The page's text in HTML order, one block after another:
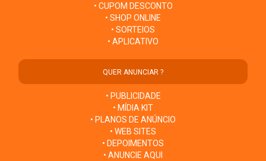
• CUPOM DESCONTO
• SHOP ONLINE
• SORTEIOS
• APLICATIVO
QUER ANUNCIAR ?
• PUBLICIDADE
• MÍDIA KIT
• PLANOS DE ANÚNCIO
• WEB SITES
• DEPOIMENTOS
• ANUNCIE AQUI